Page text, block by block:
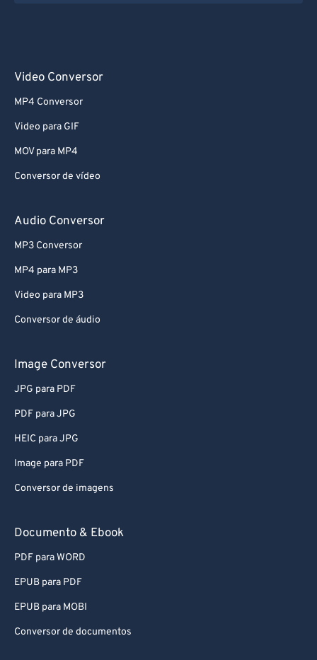
Video Conversor
MP4 Conversor
Video para GIF
MOV para MP4
Conversor de vídeo
Audio Conversor
MP3 Conversor
MP4 para MP3
Video para MP3
Conversor de áudio
Image Conversor
JPG para PDF
PDF para JPG
HEIC para JPG
Image para PDF
Conversor de imagens
Documento & Ebook
PDF para WORD
EPUB para PDF
EPUB para MOBI
Conversor de documentos